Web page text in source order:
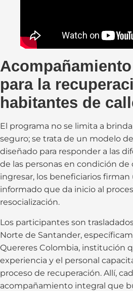
para la
habitantes de
El programa no se limita a
seguro; se trata de un modelo
diseñado para responder a las
de las personas en condición de
ingresar, los beneficiarios
informado que da inicio al
resocialización.
Los participantes son
Norte de Santander,
Quereres Colombia, institución
experiencia y el personal
proceso de recuperación. Allí,
acompañamiento integral que